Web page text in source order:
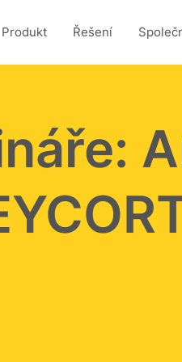
Produkt
Řešení